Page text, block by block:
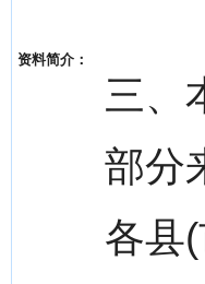
资料简介：
三、
部分
各县